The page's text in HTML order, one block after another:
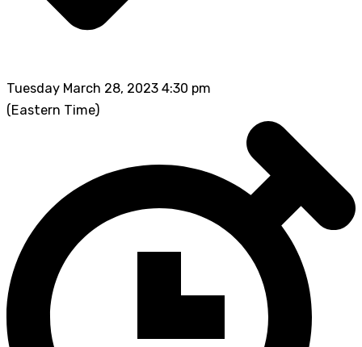
Tuesday March 28, 2023 4:30 pm
(Eastern Time)